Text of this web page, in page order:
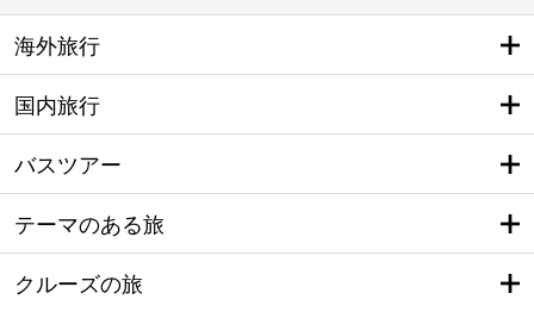
海外旅行
国内旅行
バスツアー
テーマのある旅
クルーズの旅